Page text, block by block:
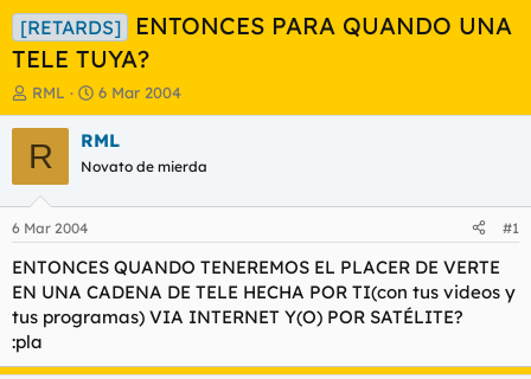
[RETARDS]
ENTONCES PARA QUANDO UNA
TELE TUYA?
I
n
i
c
a
d
o
r
d
e
l
t
e
RML
F
e
c
a
i
n
c
i
6 Mar 2004
R RML
Novato de mierda
6 Mar 2004 #1
ENTONCES QUANDO TENEREMOS EL PLACER DE VERTE
EN UNA CADENA DE TELE HECHA POR TI(con tus videos y
tus programas) VIA INTERNET Y(O) POR SATÉLITE?
:pla